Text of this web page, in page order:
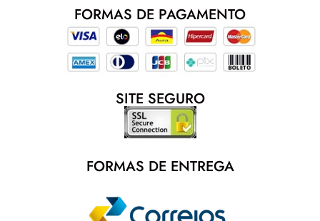
FORMAS DE PAGAMENTO
SITE SEGURO
FORMAS DE ENTREGA